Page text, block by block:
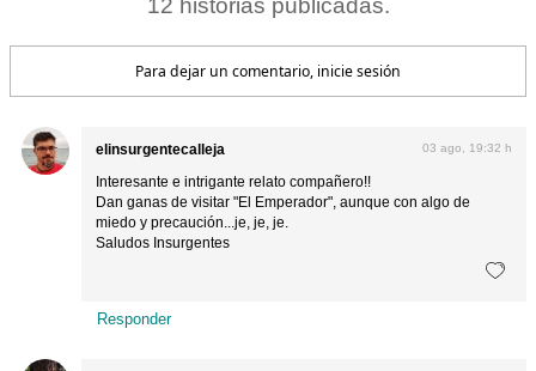
Para dejar un comentario, inicie sesión
elinsurgentecalleja 03 ago, 19:32 h
Interesante e intrigante relato compañero!!
Dan ganas de visitar "El Emperador", aunque con algo de
miedo y precaución...je, je, je.
Saludos Insurgentes
Responder